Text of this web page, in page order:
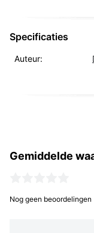
Specificaties
Auteur:
Gemiddelde
Nog geen beoordelingen